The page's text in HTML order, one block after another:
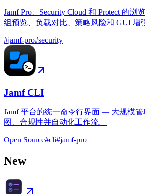
Jamf Pro、Security Cloud 和 Protect 的
组预览、负载对比、策略风险和 GUI 增
#jamf-pro#security
Jamf CLI
Jamf 平台的统一命令行界面 — 大规模
图、合规性并自动化工作流。
Open Source#cli#jamf-pro
New